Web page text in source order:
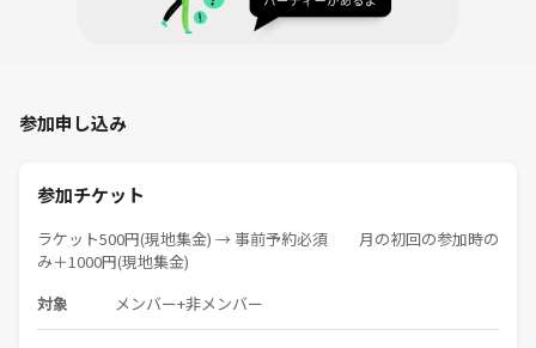
参加申し込み
参加チケット
ラケット500円(現地集金) → 事前予約必須 月の初回の参加時の
み＋1000円(現地集金)
対象 メンバー+非メンバー